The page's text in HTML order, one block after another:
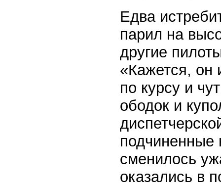
Едва
парил на
другие
«Кажется,
по курсу и
ободок и
подчиненные
сменилось
оказались в